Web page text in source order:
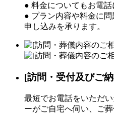
● 料金についてもお電話
● プラン内容や料金に
申し込みを承ります。
[訪問・受付及びご
最短でお電話をいただ
ーがご自宅へ伺い、ご